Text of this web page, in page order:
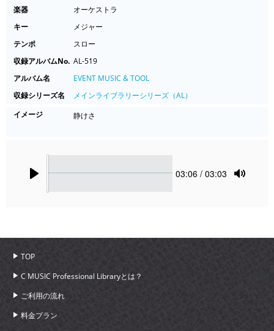
楽器
オーケストラ
キー
メジャー
テンポ
スロー
収録アルバムNo. AL-519
アルバム名
EVENT MUSIC & TOOL
収録シリーズ名
メインライブラリーシリーズ（AL）
イメージ
静けさ
Current
03:06 / 03:03
TOP
C MUSIC Professional Libraryとは？
ご利用の流れ
料金プラン